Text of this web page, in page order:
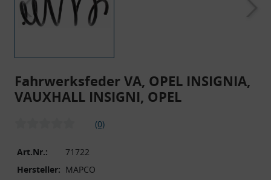
Fahrwerksfeder VA, OPEL INSIGNIA,
VAUXHALL INSIGNI, OPEL
(0)
Art.Nr.:
71722
Hersteller: MAPCO